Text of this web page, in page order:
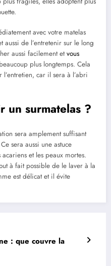
avec votre matelas
aussi de l’entretenir sur le long
aussi facilement etvous
plus longtemps. Cela
car il sera à l’abri
un surmatelas ?
sera amplement suffisant
sera aussi une astuce
et les peaux mortes.
à fait possible de le laver à la
est délicat et il évite
: que couvre la